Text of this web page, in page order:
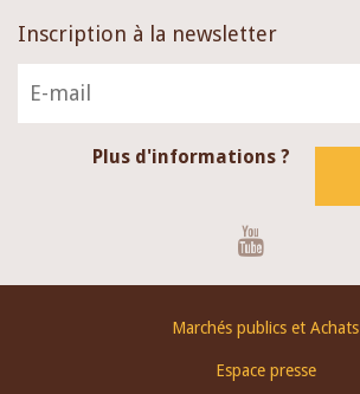
Inscription à la newsletter
Plus d'informations ?
Marchés publics et Achats
Espace presse